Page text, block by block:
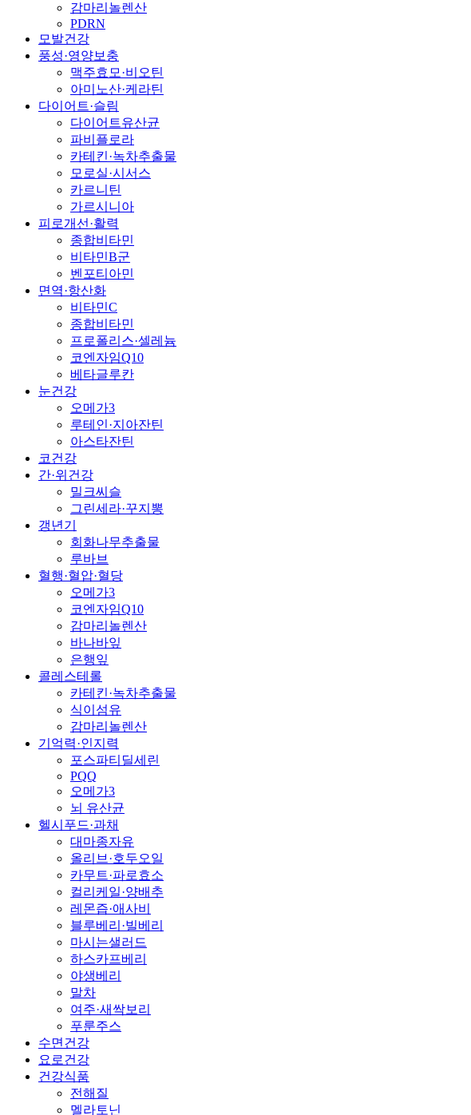
감마리놀렌산
PDRN
모발건강
풍성·영양보충
맥주효모·비오틴
아미노산·케라틴
다이어트·슬림
다이어트유산균
파비플로라
카테킨·녹차추출물
모로실·시서스
카르니틴
가르시니아
피로개선·활력
종합비타민
비타민B군
벤포티아민
면역·항산화
비타민C
종합비타민
프로폴리스·셀레늄
코엔자임Q10
베타글루칸
눈건강
오메가3
루테인·지아잔틴
아스타잔틴
코건강
간·위건강
밀크씨슬
그린세라·꾸지뽕
갱년기
회화나무추출물
루바브
혈행·혈압·혈당
오메가3
코엔자임Q10
감마리놀렌산
바나바잎
은행잎
콜레스테롤
카테킨·녹차추출물
식이섬유
감마리놀렌산
기억력·인지력
포스파티딜세린
PQQ
오메가3
뇌 유산균
헬시푸드·과채
대마종자유
올리브·호두오일
카무트·파로효소
컬리케일·양배추
레몬즙·애사비
블루베리·빌베리
마시는샐러드
하스카프베리
야생베리
말차
여주·새싹보리
푸룬주스
수면건강
요로건강
건강식품
전해질
멜라토닌